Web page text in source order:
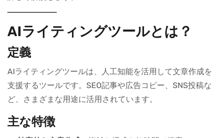
AIライティングツールとは？
定義
AIライティングツールは、人工知能を活用して文章作成を
支援するツールです。SEO記事や広告コピー、SNS投稿な
ど、さまざまな用途に活用されています。
主な特徴